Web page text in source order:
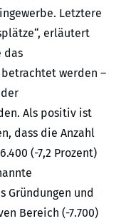
Letztere
erläutert
das
werden –
Als positiv ist
dass die Anzahl
(-7,2 Prozent)
Gründungen und
Bereich (-7.700)